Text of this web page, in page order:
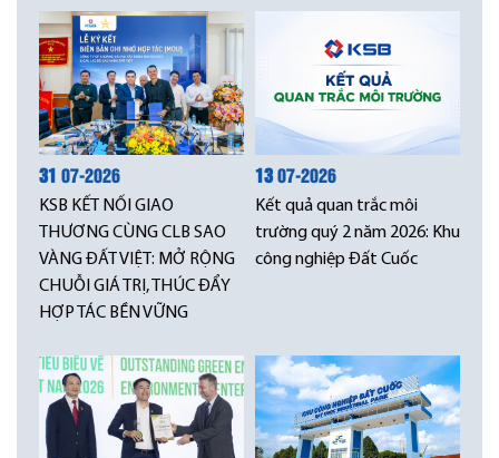
31 07-2026
KSB KẾT NỐI GIAO
THƯƠNG CÙNG CLB SAO
VÀNG ĐẤT VIỆT: MỞ RỘNG
CHUỖI GIÁ TRỊ, THÚC ĐẨY
HỢP TÁC BỀN VỮNG
1307-2026
Kết quả quan trắc môi
trường quý 2 năm 2026: Khu
công nghiệp Đất Cuốc